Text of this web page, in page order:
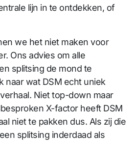
lijn in te ontdekken, of
we het niet maken voor
Ons advies om alle
splitsing de mond te
naar wat DSM echt uniek
Niet top-down maar
X-factor heeft DSM
niet te pakken dus. Als zij die
splitsing inderdaad als